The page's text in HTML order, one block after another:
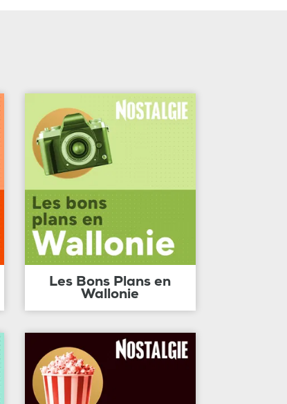
Les Bons Plans en
Wallonie